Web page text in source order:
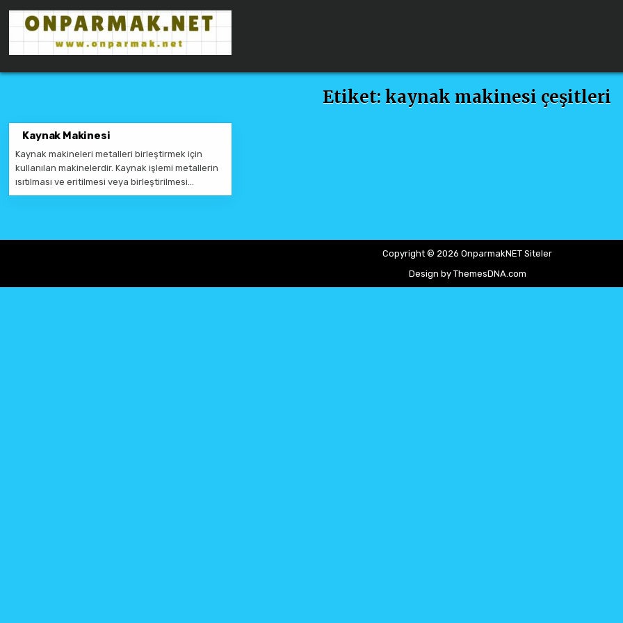
ONPARMAKNET SITELER
Etiket:kaynak makinesi çeşitleri
Kaynak Makinesi
Kaynak makineleri metalleri birleştirmek için
kullanılan makinelerdir. Kaynak işlemi metallerin
ısıtılması ve eritilmesi veya birleştirilmesi…
Copyright © 2026 OnparmakNET Siteler
Design by ThemesDNA.com